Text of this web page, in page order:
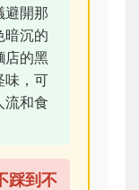
避開那
暗沉的
店的黑
味，可
流和食
踩到不